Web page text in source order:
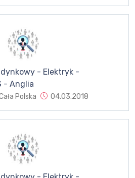
- Elektryk -
- Anglia
Polska 04.03.2018